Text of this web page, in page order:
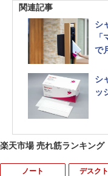
関連記事
シ
で
シ
ッ
楽天市場 売れ筋ランキング
ノート デスク